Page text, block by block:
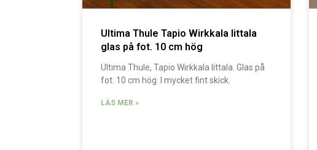
Ultima Thule Tapio Wirkkala Iittala
glas på fot. 10 cm hög
Ultima Thule, Tapio Wirkkala Iittala. Glas på
fot. 10 cm hög. I mycket fint skick.
LÄS MER »